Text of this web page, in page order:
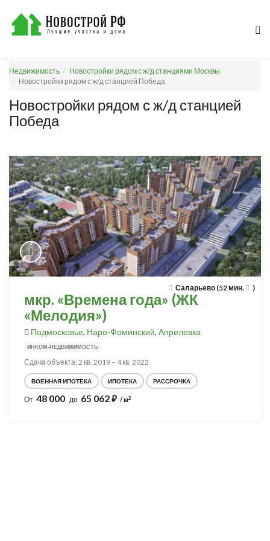
Недвижимость
Новостройки рядом с ж/д станциями Москвы
Новостройки рядом с ж/д станцией Победа
Новостройки рядом с ж/д станцией
Победа
Саларьево (52 мин. )
мкр. «Времена года» (ЖК
«Мелодия»)
Подмосковье, Наро-Фоминский, Апрелевка
ИНКОМ-НЕДВИЖИМОСТЬ
Сдача объекта: 2 кв. 2019 – 4 кв. 2022
ВОЕННАЯ ИПОТЕКА ИПОТЕКА РАССРОЧКА
От 48 000 до 65 062⃏ / м2